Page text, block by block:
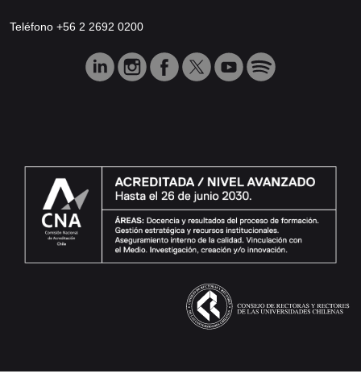
Teléfono +56 2 2692 0200